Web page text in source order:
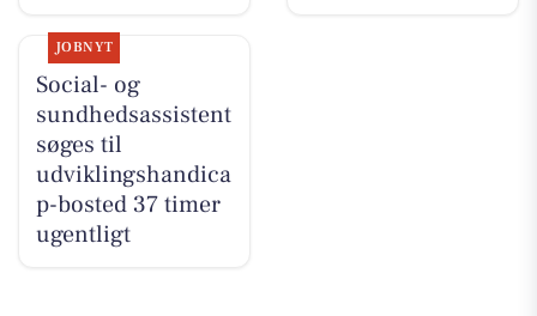
JOBNYT
Social- og
sundhedsassistent
søges til
udviklingshandica
p-bosted 37 timer
ugentligt